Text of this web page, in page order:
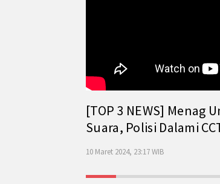
[TOP 3 NEWS] Menag
Suara, Polisi Dalami
10 Maret 2024, 23:17 WIB